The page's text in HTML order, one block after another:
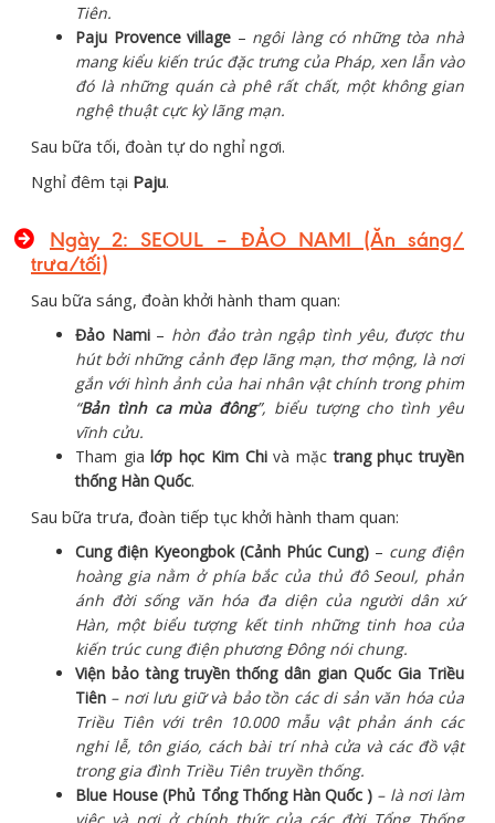
Tiên.
Paju Provence village – ngôi làng có những tòa nhà
mang kiểu kiến trúc đặc trưng của Pháp, xen lẫn vào
đó là những quán cà phê rất chất, một không gian
nghệ thuật cực kỳ lãng mạn.
Sau bữa tối, đoàn tự do nghỉ ngơi.
Nghỉ đêm tại Paju.
Ngày 2: SEOUL – ĐẢO NAMI (Ăn sáng/
trưa/tối)
Sau bữa sáng, đoàn khởi hành tham quan:
Đảo Nami – hòn đảo tràn ngập tình yêu, được thu
hút bởi những cảnh đẹp lãng mạn, thơ mộng, là nơi
gắn với hình ảnh của hai nhân vật chính trong phim
“Bản tình ca mùa đông”, biểu tượng cho tình yêu
vĩnh cửu.
Tham gialớp học Kim Chivà mặctrang phục truyền
thống Hàn Quốc.
Sau bữa trưa, đoàn tiếp tục khởi hành tham quan:
Cung điện Kyeongbok (Cảnh Phúc Cung) – cung điện
hoàng gia nằm ở phía bắc của thủ đô Seoul, phản
ánh đời sống văn hóa đa diện của người dân xứ
Hàn, một biểu tượng kết tinh những tinh hoa của
kiến trúc cung điện phương Đông nói chung.
Viện bảo tàng truyền thống dân gian Quốc Gia Triều
Tiên – nơi lưu giữ và bảo tồn các di sản văn hóa của
Triều Tiên với trên 10.000 mẫu vật phản ánh các
nghi lễ, tôn giáo, cách bài trí nhà cửa và các đồ vật
trong gia đình Triều Tiên truyền thống.
Blue House (Phủ Tổng Thống Hàn Quốc ) – là nơi làm